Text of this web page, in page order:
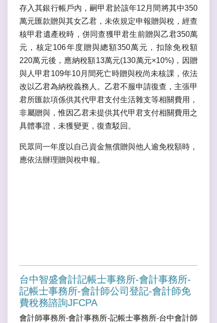
存入其銀行帳戶內，嗣甲君於該年12月間將其中350
萬元匯款贈與其女乙君，未依規定申報贈與稅，經查
核甲君遺產稅時，併同查獲甲君生前贈與乙君350萬
元，核定106年度贈與總額350萬元，扣除免稅額
220萬元後，應納稅額13萬元(130萬元×10%)，因贈
與人甲君109年10月間死亡時贈與稅尚未核課，依法
改以乙君為納稅義務人。乙君不服申請復查，主張甲
君所匯款項係供其代甲君支付生活雜支等相關費用，
非屬贈與，惟因乙君未提供其代甲君支付相關費用之
具體事證，未獲變更，復查駁回。
民眾同一年度以自己資金無償贈與他人逾免稅額時，
應依法辦理贈與稅申報。
台中智盛會計記帳士事務所-會計事務所-
記帳士事務所-會計師公司登記-會計師免
費稅務諮詢JFCPA
會計師事務所-會計事務所-記帳士事務所-台中會計師